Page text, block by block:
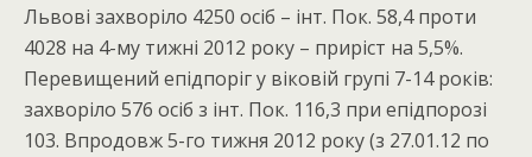
Львові захворіло 4250 осіб – інт. Пок. 58,4 проти
4028 на 4-му тижні 2012 року – приріст на 5,5%.
Перевищений епідпоріг у віковій групі 7-14 років:
захворіло 576 осіб з інт. Пок. 116,3 при епідпорозі
103. Впродовж 5-го тижня 2012 року (з 27.01.12 по